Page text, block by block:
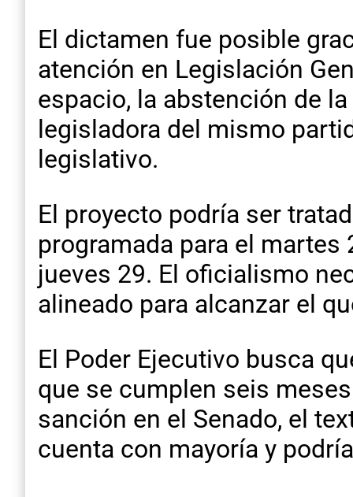
El dictamen fue posible
atención en Legislación
espacio, la abstención de
legisladora del mismo
legislativo.
El proyecto podría ser
programada para el martes
jueves 29. El oficialismo
alineado para alcanzar el
El Poder Ejecutivo busca
que se cumplen seis
sanción en el Senado, el
cuenta con mayoría y